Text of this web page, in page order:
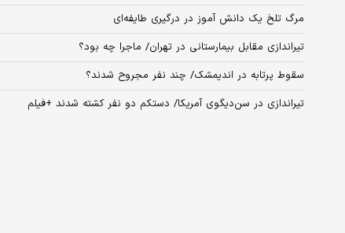
مرگ تلخ یک دانش آموز در درگیری طایفه‌ای
تیراندازی مقابل بیمارستانی در تهران/ ماجرا چه بود؟
سقوط پرتابه در اندیمشک/ چند نفر مجروح شدند؟
تیراندازی در سن‌دیگوی آمریکا/ دستکم دو نفر کشته شدند +فیلم